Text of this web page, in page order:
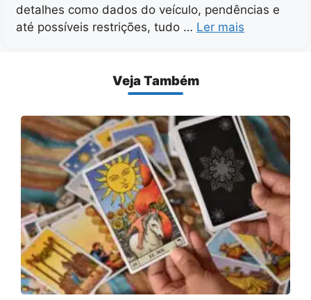
detalhes como dados do veículo, pendências e
até possíveis restrições, tudo … Ler mais
Veja Também